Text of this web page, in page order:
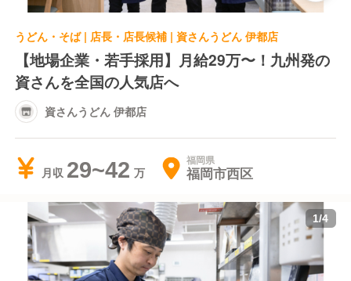
うどん・そば | 店長・店長候補 | 資さんうどん 伊都店
【地場企業・若手採用】月給29万〜！九州発の
資さんを全国の人気店へ
資さんうどん 伊都店
月収 29~42 福岡県
福岡市西区
1/4